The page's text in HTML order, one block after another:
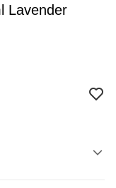
Lavender